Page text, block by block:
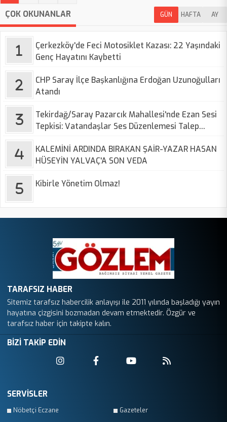
ÇOK OKUNANLAR GÜN HAFTA AY
Çerkezköy'de Feci Motosiklet Kazası: 22 Yaşındaki
Genç Hayatını Kaybetti
CHP Saray İlçe Başkanlığına Erdoğan Uzunoğulları
Atandı
Tekirdağ/Saray Pazarcık Mahallesi'nde Ezan Sesi
Tepkisi: Vatandaşlar Ses Düzenlemesi Talep
KALEMİNİ ARDINDA BIRAKAN ŞAİR-YAZAR HASAN
HÜSEYİN YALVAÇ'A SON VEDA
Kibirle Yönetim Olmaz!
TARAFSIZ HABER
Sitemiz tarafsız habercilik anlayışı ile 2011 yılında başladığı yayın
hayatına çizgisini bozmadan devam etmektedir. Özgür ve
tarafsız haber için takipte kalın.
BİZİ TAKİP EDİN
SERVİSLER
Nöbetçi Eczane Gazeteler